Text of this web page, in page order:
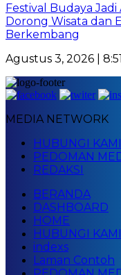
Festival Budaya
Dorong Wisata dan
Berkembang
Agustus 3, 2026 |
MEDIA NETWORK
HUBUNGI KAMI
PEDOMAN
REDAKSI
BERANDA
DASHBOARD
HOME
HUBUNGI KAMI
indexs
Laman Contoh